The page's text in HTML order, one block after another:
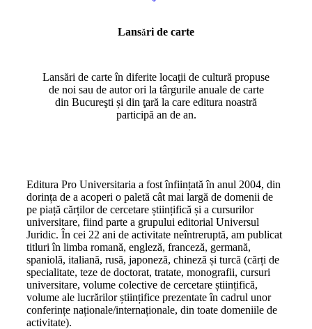
Lansări de carte
Lansări de carte în diferite locaţii de cultură propuse
de noi sau de autor ori la târgurile anuale de carte
din Bucureşti și din ţară la care editura noastră
participă an de an.
Editura Pro Universitaria a fost înființată în anul 2004, din
dorința de a acoperi o paletă cât mai largă de domenii de
pe piață cărților de cercetare științifică și a cursurilor
universitare, fiind parte a grupului editorial Universul
Juridic. În cei 22 ani de activitate neîntreruptă, am publicat
titluri în limba romană, engleză, franceză, germană,
spaniolă, italiană, rusă, japoneză, chineză și turcă (cărți de
specialitate, teze de doctorat, tratate, monografii, cursuri
universitare, volume colective de cercetare științifică,
volume ale lucrărilor științifice prezentate în cadrul unor
conferințe naționale/internaționale, din toate domeniile de
activitate).